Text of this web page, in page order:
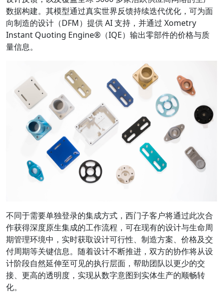
数据构建。其模型通过真实世界反馈持续迭代优化，可为面
向制造的设计（DFM）提供 AI 支持，并通过 Xometry
Instant Quoting Engine®（IQE）输出零部件的价格与质
量信息。
不同于需要单独登录的集成方式，西门子客户将通过此次合
作获得深度原生集成的工作流程，可在现有的设计与生命周
期管理环境中，实时获取设计可行性、制造方案、价格及交
付周期等关键信息。随着设计不断推进，双方的协作将从设
计阶段自然延伸至可见的执行层面，帮助团队以更少的交
接、更高的透明度，实现从数字意图到实体生产的顺畅转
化。